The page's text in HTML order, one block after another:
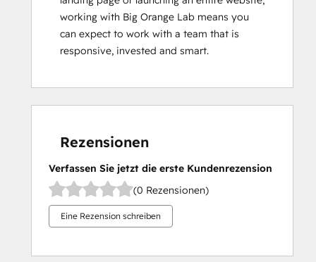
working with Big Orange Lab means you
can expect to work with a team that is
responsive, invested and smart.
Rezensionen
Verfassen Sie jetzt die erste Kundenrezension
(0 Rezensionen)
Eine Rezension schreiben